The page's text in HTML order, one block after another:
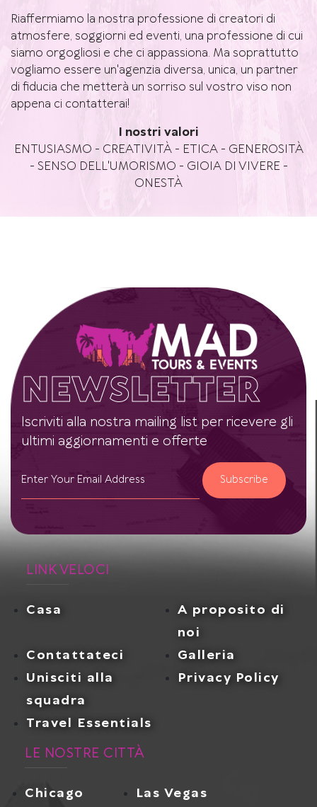
Riaffermiamo la nostra professione di creatori di
atmosfere, soggiorni ed eventi, una professione di cui
siamo orgogliosi e che ci appassiona. Ma soprattutto
vogliamo essere un'agenzia diversa, unica, un partner
di fiducia che metterà un sorriso sul vostro viso non
appena ci contatterai!
I nostri valori
ENTUSIASMO - CREATIVITÀ - ETICA - GENEROSITÀ
- SENSO DELL'UMORISMO - GIOIA DI VIVERE -
ONESTÀ
NEWSLETTER
Iscriviti alla nostra mailing list per ricevere gli
ultimi aggiornamenti e offerte
Subscribe
LINK VELOCI
Casa
A proposito di
noi
Contattateci
Galleria
Unisciti alla
squadra
Privacy Policy
Travel Essentials
LE NOSTRE CITTÀ
Chicago
Las Vegas